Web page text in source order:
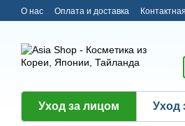
Перейти к основному контенту
О нас Оплата и доставка
Уход за лицом Уход